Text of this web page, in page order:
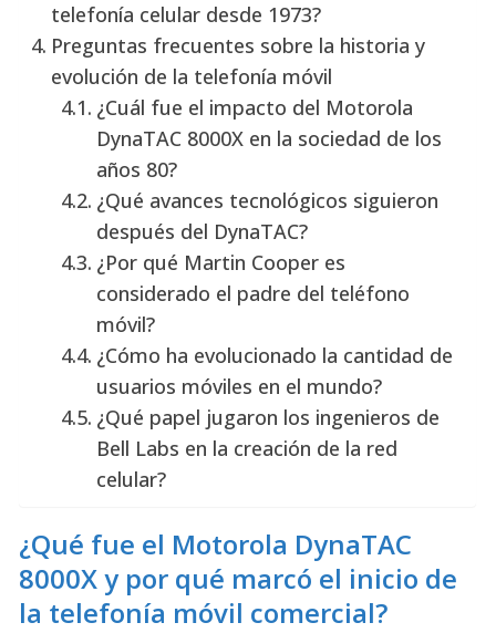
telefonía celular desde 1973?
Preguntas frecuentes sobre la historia y
evolución de la telefonía móvil
¿Cuál fue el impacto del Motorola
DynaTAC 8000X en la sociedad de los
años 80?
¿Qué avances tecnológicos siguieron
después del DynaTAC?
¿Por qué Martin Cooper es
considerado el padre del teléfono
móvil?
¿Cómo ha evolucionado la cantidad de
usuarios móviles en el mundo?
¿Qué papel jugaron los ingenieros de
Bell Labs en la creación de la red
celular?
¿Qué fue el Motorola DynaTAC
8000X y por qué marcó el inicio de
la telefonía móvil comercial?